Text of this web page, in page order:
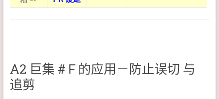
A2 巨集 #Ｆ的应用－防止误切 与
追剪